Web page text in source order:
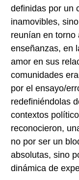
definidas por un
inamovibles,
reunían en torno
enseñanzas, en
amor en sus
comunidades
por el ensayo/
redefiniéndolas
contextos
reconocieron,
no por ser un
absolutas, sino
dinámica de